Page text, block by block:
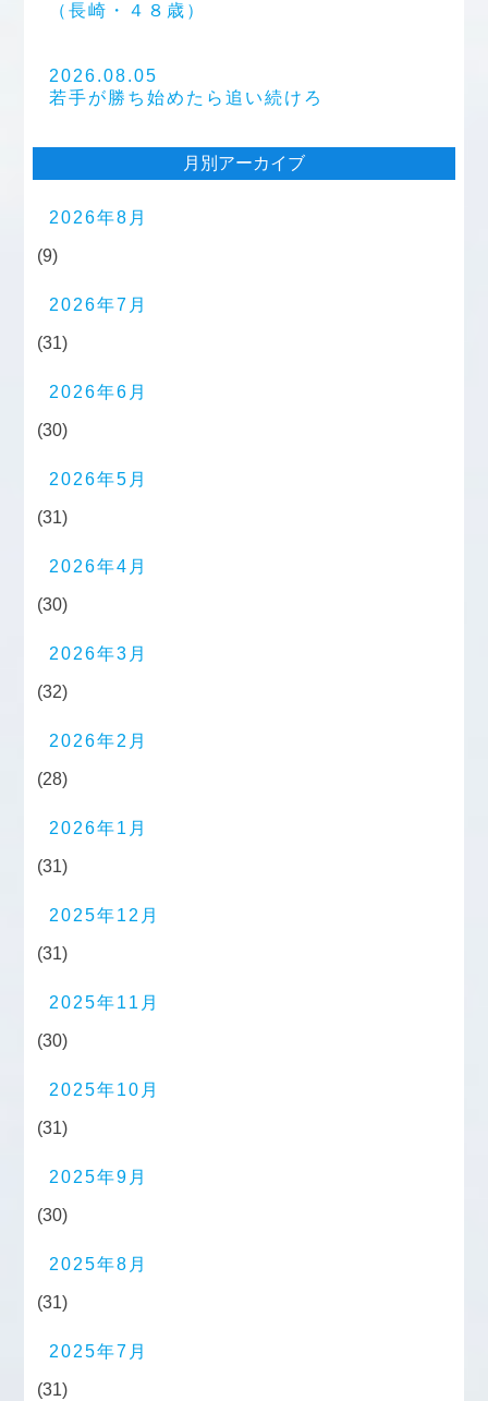
（長崎・４８歳）
2026.08.05
若手が勝ち始めたら追い続けろ
月別アーカイブ
2026年8月
(9)
2026年7月
(31)
2026年6月
(30)
2026年5月
(31)
2026年4月
(30)
2026年3月
(32)
2026年2月
(28)
2026年1月
(31)
2025年12月
(31)
2025年11月
(30)
2025年10月
(31)
2025年9月
(30)
2025年8月
(31)
2025年7月
(31)